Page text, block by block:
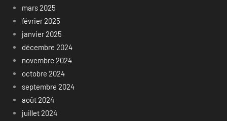
mars 2025
février 2025
janvier 2025
décembre 2024
novembre 2024
octobre 2024
septembre 2024
août 2024
juillet 2024